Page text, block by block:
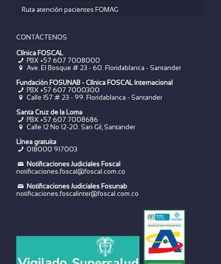
Ruta atención pacientes FOMAG
CONTÁCTENOS
Clínica FOSCAL
PBX +57 607 7008000
Ave. El Bosque # 23 - 60. Floridablanca - Santander
Fundación FOSUNAB - Clínica FOSCAL Internacional
PBX +57 607 7000300
Calle 157 # 23 - 99. Floridablanca - Santander
Santa Cruz de la Loma
PBX +57 607 7008686
Calle 12 No 12-20. San Gil, Santander
Línea gratuita
018000 917003
Notificaciones Judiciales Foscal
notificaciones.foscal@foscal.com.co
Notificaciones Judiciales Fosunab
notificaciones.foscalinter@foscal.com.co